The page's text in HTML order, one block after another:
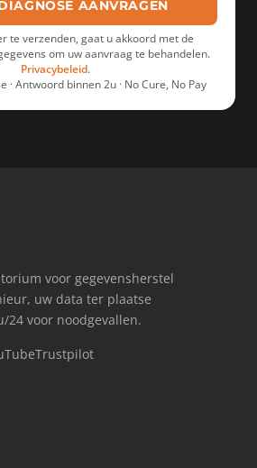
AANVRAGEN
te verzenden, gaat u akkoord met de
om uw aanvraag te behandelen.
Privacybeleid.
· Antwoord binnen 2u · No Cure, No Pay
voor gegevensherstel
uw data ter plaatse
24 voor noodgevallen.
Trustpilot